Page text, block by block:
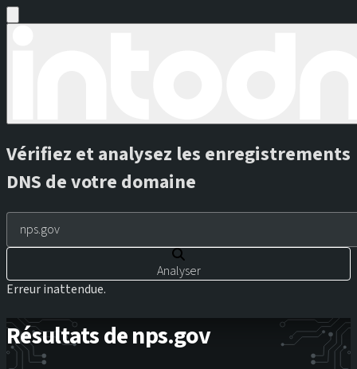
Vérifiez et analysez les enregistrements
DNS de votre domaine
Analyser
Erreur inattendue.
Résultats de nps.gov